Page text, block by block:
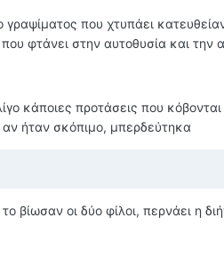
γραψίματος που χτυπάει
φτάνει στην αυτοθυσία και την
κάποιες προτάσεις που
ήταν σκόπιμο, μπερδεύτηκα
βίωσαν οι δύο φίλοι, περνάει η